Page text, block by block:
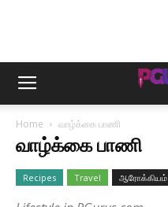
Home வாழ்க்கை பாணி
வாழ்க்கை பாணி
Recipes Travel ஆரோக்கியம்